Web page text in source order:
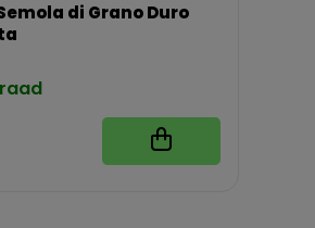
di Grano Duro